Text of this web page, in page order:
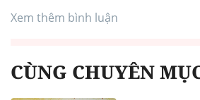
Xem thêm bình luận
CÙNG CHUYÊN